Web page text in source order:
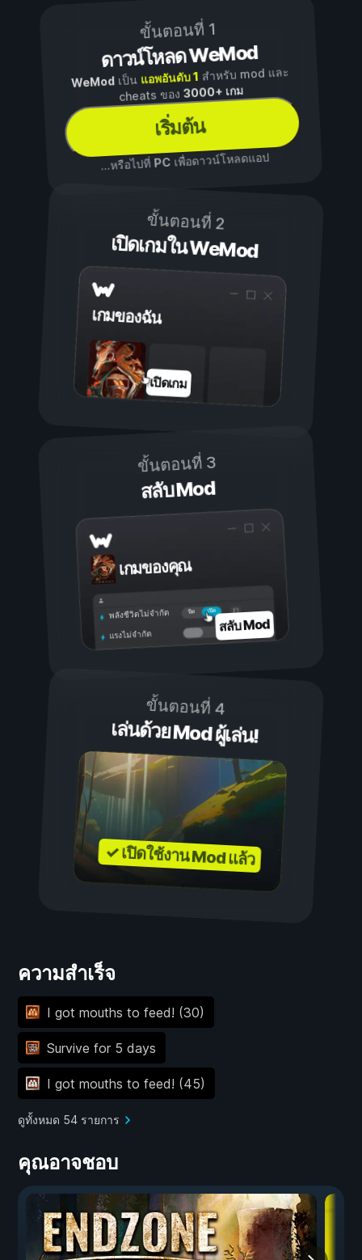
ขั้นตอนที่ 1
ดาวน์โหลด WeMod
WeModเป็น แอพอันดับ 1 สำหรับ mod และ
cheats ของ3000+ เกม
เริ่มต้น
...หรือไปที่ PCเพื่อดาวน์โหลดแอป
ขั้นตอนที่ 2
เปิดเกมใน WeMod
เกมของฉัน
เปิดเกม
ขั้นตอนที่ 3
สลับ Mod
เกมของคุณ
เปิด
ปิด
พลังชีวิตไม่จำกัด
แรงไม่จำกัด สลับ Mod
ขั้นตอนที่ 4
เล่นด้วย Mod ผู้เล่น!
✓ เปิดใช้งาน Mod แล้ว
ความสำเร็จ
I got mouths to feed! (30)
Survive for 5 days
I got mouths to feed! (45)
ดูทั้งหมด 54 รายการ
คุณอาจชอบ